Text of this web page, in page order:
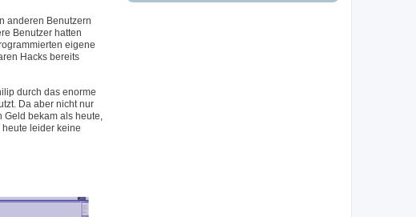
anderen Benutzern
Benutzer hatten
eigene
Hacks bereits
durch das enorme
Da aber nicht nur
Geld bekam als heute,
leider keine